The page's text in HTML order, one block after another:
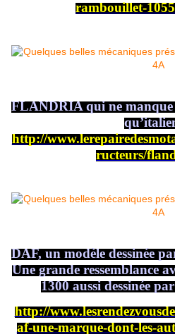
rambouillet-
FLANDRIA qui ne manque
http://
ructeurs/
DAF, un modèle dessinée
Une grande ressemblance
1300 aussi dessinée
http://
af-une-marque-dont-les-